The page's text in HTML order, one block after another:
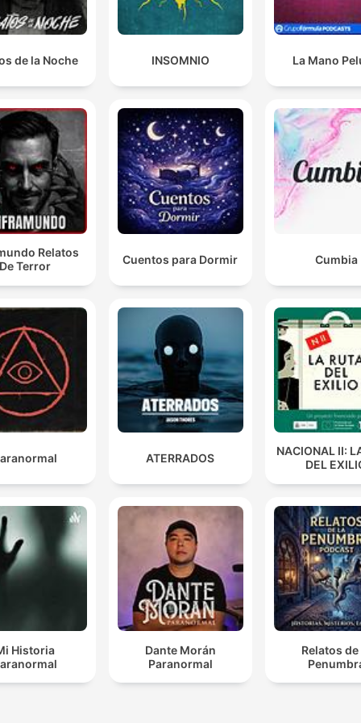
00:24:41 · Charles Zielinski exprime son absence totale de
de la Noche INSOMNIO La Mano
Relatos
Terror
Cuentos para Dormir Cumbia
ATERRADOS
NACIONAL II:
DEL
Historia
Dante Morán
Paranormal
Relatos de